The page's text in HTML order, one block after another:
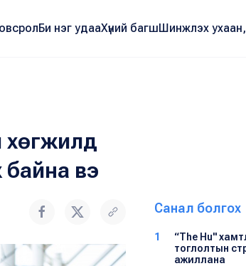
Би нэг удааХүний багшШинжлэх
хөгжилд
вэ
Санал болгох
1
“The Hu"
тоглолтын
ажиллана